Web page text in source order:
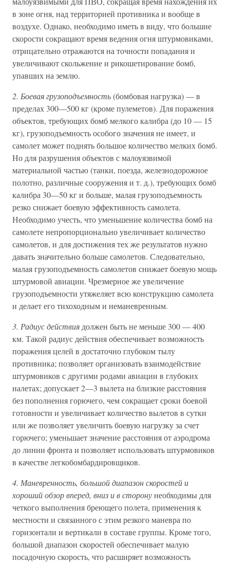
в зоне огня, над территорией противника и вообще в
воздухе. Однако, необходимо иметь в виду, что большие
скорости сокращают время ведения огня штурмовиками,
отрицательно отражаются на точности попадания и
увеличивают скольжение и рикошетирование бомб,
упавших на землю.
2. Боевая грузоподъемность(бомбовая нагрузка) — в
пределах 300—500 кг (кроме пулеметов). Для поражения
объектов, требующих бомб мелкого калибра (до 10 — 15
кг), грузоподъемность особого значения не имеет, и
самолет может поднять большое количество мелких бомб.
Но для разрушения объектов с малоуязвимой
материальной частью (танки, поезда, железнодорожное
полотно, различные сооружения и т. д.), требующих бомб
калибра 30—50 кг и больше, малая грузоподъемность
резко снижает боевую эффективность самолета.
Необходимо учесть, что уменьшение количества бомб на
самолете непропорционально увеличивает количество
самолетов, и для достижения тех же результатов нужно
давать значительно больше самолетов. Следовательно,
малая грузоподъемность самолетов снижает боевую мощь
штурмовой авиации. Чрезмерное же увеличение
грузоподъемности утяжеляет всю конструкцию самолета
и делает его тихоходным и неманевренным.
3. Радиус действия должен быть не меньше 300 — 400
км. Такой радиус действия обеспечивает возможность
поражения целей в достаточно глубоком тылу
противника; позволяет организовать взаимодействие
штурмовиков с другими родами авиации в глубоких
налетах; допускает 2—3 вылета на близкие расстояния
без пополнения горючего, чем сокращает сроки боевой
готовности и увеличивает количество вылетов в сутки
или же позволяет увеличить боевую нагрузку за счет
горючего; уменьшает значение расстояния от аэродрома
до линии фронта и позволяет использовать штурмовиков
в качестве легкобомбардировщиков.
4. Маневренность, большой диапазон скоростей и
хороший обзор вперед, вниз и в сторонунеобходимы для
четкого выполнения бреющего полета, применения к
местности и связанного с этим резкого маневра по
горизонтали и вертикали в составе группы. Кроме того,
большой диапазон скоростей обеспечивает малую
посадочную скорость, что расширяет возможность